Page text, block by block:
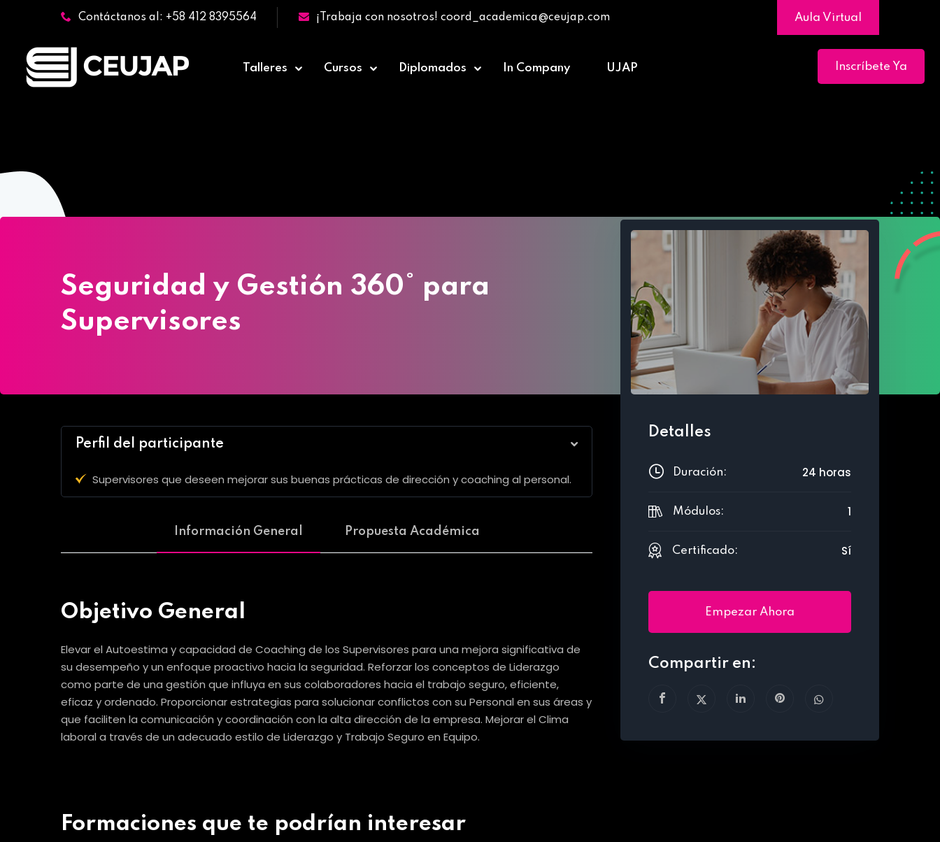
Contáctanos al: +58 412 8395564 ¡Trabaja con nosotros! coord_academica@ceujap.com Aula Virtual
Talleres Cursos Diplomados In Company UJAP Inscríbete Ya
Seguridad y Gestión 360° para
Supervisores
Perfil del participante
Supervisores que deseen mejorar sus buenas prácticas de dirección y coaching al personal.
Información General Propuesta Académica
Objetivo General
Elevar el Autoestima y capacidad de Coaching de los Supervisores para una mejora significativa de
su desempeño y un enfoque proactivo hacia la seguridad. Reforzar los conceptos de Liderazgo
como parte de una gestión que influya en sus colaboradores hacia el trabajo seguro, eficiente,
eficaz y ordenado. Proporcionar estrategias para solucionar conflictos con su Personal en sus áreas y
que faciliten la comunicación y coordinación con la alta dirección de la empresa. Mejorar el Clima
laboral a través de un adecuado estilo de Liderazgo y Trabajo Seguro en Equipo.
Detalles
Duración: 24 horas
Módulos: 1
Certificado: Sí
Empezar Ahora
Compartir en:
Formaciones que te podrían interesar